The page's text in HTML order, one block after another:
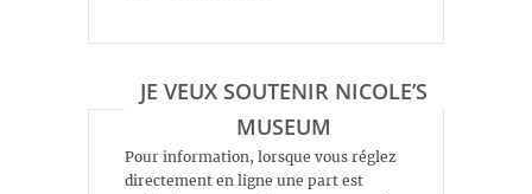
JE VEUX SOUTENIR NICOLE’S
MUSEUM
Pour information, lorsque vous réglez
directement en ligne une part est